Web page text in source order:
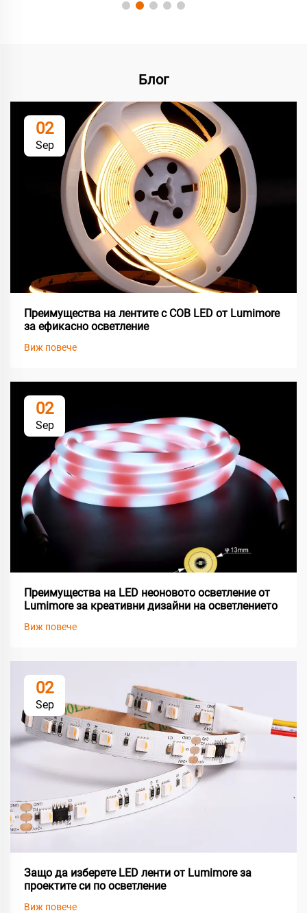
Блог
02
Sep
Преимущества на лентите с COB LED от Lumimore
за ефикасно осветление
Виж повече
02
Sep
Преимущества на LED неоновото осветление от
Lumimore за креативни дизайни на осветлението
Виж повече
02
Sep
Защо да изберете LED ленти от Lumimore за
проектите си по осветление
Виж повече